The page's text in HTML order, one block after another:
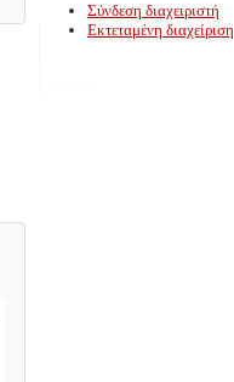
Σύνδεση διαχειριστή
Εκτεταμένη διαχείριση